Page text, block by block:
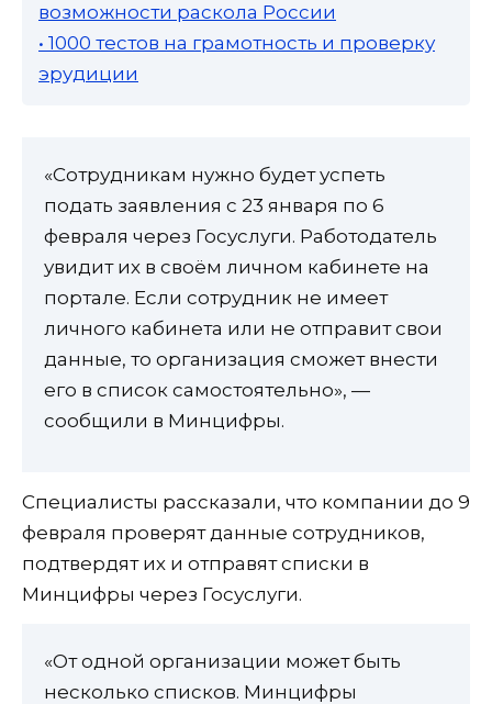
возможности раскола России
• 1000 тестов на грамотность и проверку
эрудиции
«Сотрудникам нужно будет успеть
подать заявления с 23 января по 6
февраля через Госуслуги. Работодатель
увидит их в своём личном кабинете на
портале. Если сотрудник не имеет
личного кабинета или не отправит свои
данные, то организация сможет внести
его в список самостоятельно», —
сообщили в Минцифры.
Специалисты рассказали, что компании до 9
февраля проверят данные сотрудников,
подтвердят их и отправят списки в
Минцифры через Госуслуги.
«От одной организации может быть
несколько списков. Минцифры